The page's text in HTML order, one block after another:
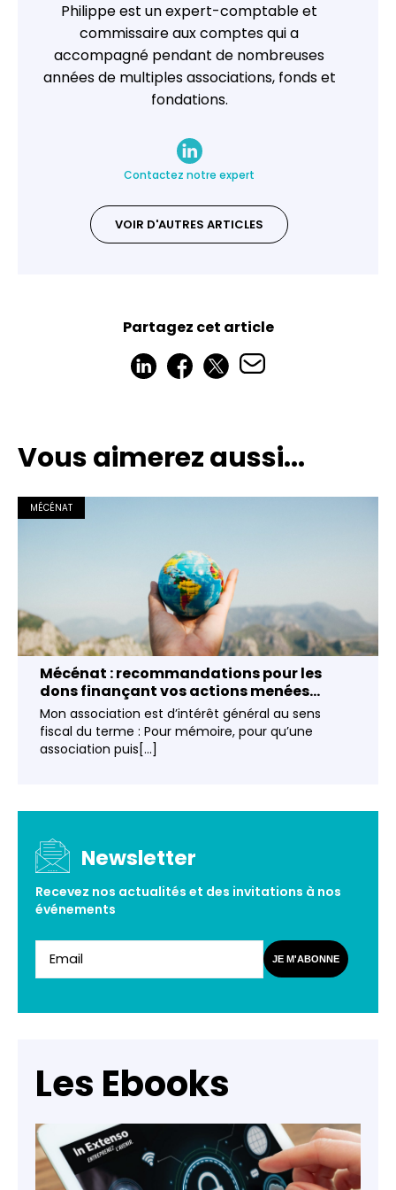
Philippe est un expert-comptable et
commissaire aux comptes qui a
accompagné pendant de nombreuses
années de multiples associations, fonds et
fondations.
Contactez notre expert
VOIR D'AUTRES ARTICLES
Partagez cet article
Vous aimerez aussi...
MÉCÉNAT
Mécénat : recommandations pour les
dons finançant vos actions menées...
Mon association est d’intérêt général au sens
fiscal du terme : Pour mémoire, pour qu’une
association puis[...]
Newsletter
Recevez nos actualités et des invitations à nos
événements
JE M'ABONNE
Les Ebooks